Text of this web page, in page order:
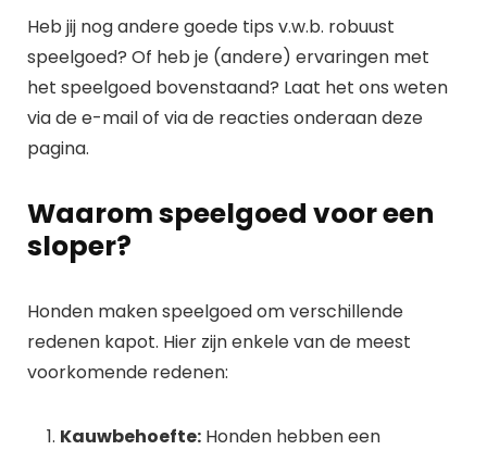
Heb jij nog andere goede tips v.w.b. robuust
speelgoed? Of heb je (andere) ervaringen met
het speelgoed bovenstaand? Laat het ons weten
via de e-mail of via de reacties onderaan deze
pagina.
Waarom speelgoed voor een
sloper?
Honden maken speelgoed om verschillende
redenen kapot. Hier zijn enkele van de meest
voorkomende redenen:
Kauwbehoefte: Honden hebben een